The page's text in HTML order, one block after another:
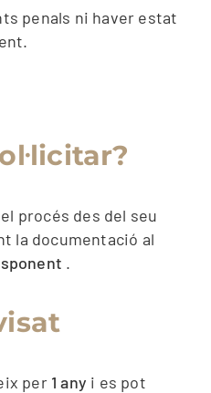
penals ni haver estat
procés des del seu
la documentació al
.
per 1 any i es pot